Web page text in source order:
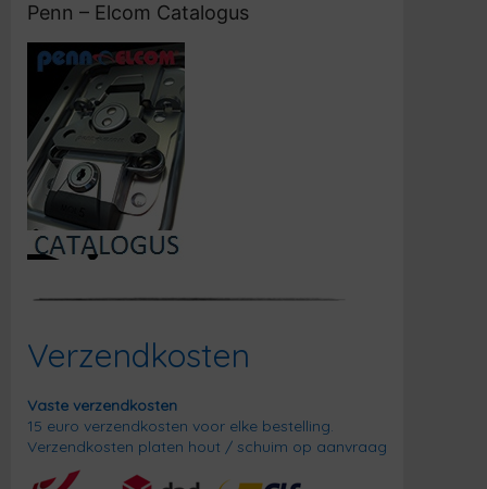
Penn – Elcom Catalogus
Verzendkosten
Vaste verzendkosten
15 euro verzendkosten voor elke bestelling.
Verzendkosten platen hout / schuim op aanvraag